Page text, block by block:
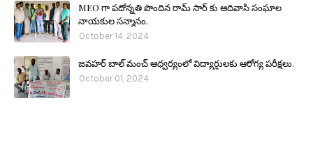
MEO గా పదోన్నతి పొందిన రామ్ సార్ కు ఆదివాసి సంఘాల
నాయకుల సన్మానం.
October 14, 2024
జవహర్ బాల్ మంచ్ ఆధ్వర్యంలో విద్యార్థులకు ఆరోగ్య పరీక్షలు.
October 01, 2024